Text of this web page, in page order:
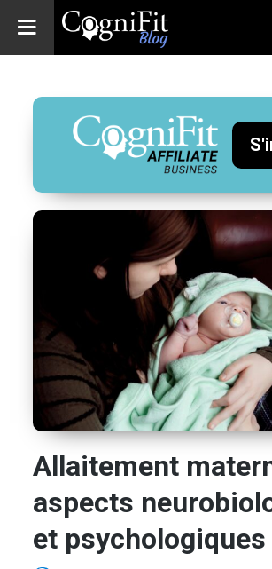
Blog: Brain
Health
News
Brain Training,
Mental Health, and
Wellness
Allaitement
aspects
et psychologiques